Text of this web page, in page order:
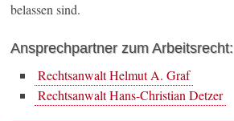
belassen sind.
Ansprechpartner zum Arbeitsrecht:
Rechtsanwalt Helmut A. Graf
Rechtsanwalt Hans-Christian Detzer